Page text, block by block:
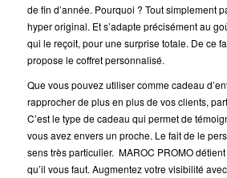
de fin d’année. Pourquoi ? Tout simplement
hyper original. Et s’adapte précisément au
qui le reçoit, pour une surprise totale. De ce
propose le coffret personnalisé.
Que vous pouvez utiliser comme cadeau
rapprocher de plus en plus de vos clients,
C’est le type de cadeau qui permet de
vous avez envers un proche. Le fait de le
sens très particulier. MAROC PROMO
qu’il vous faut. Augmentez votre visibilité